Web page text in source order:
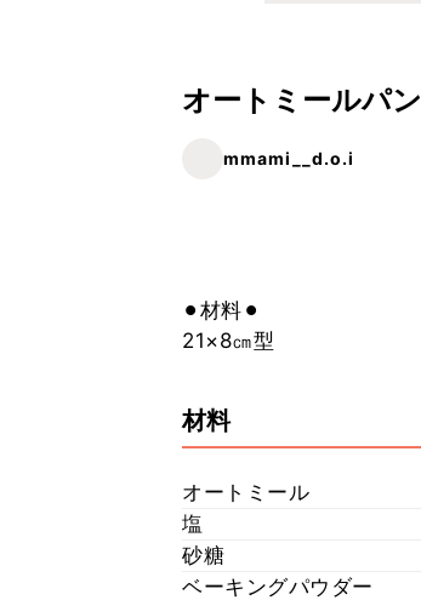
オートミールパン
mmami__d.o.i
⚫︎材料⚫︎
21×8㎝型
材料
オートミール
塩
砂糖
ベーキングパウダー